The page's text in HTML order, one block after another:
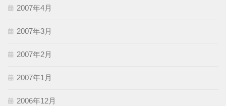
2007年4月
2007年3月
2007年2月
2007年1月
2006年12月